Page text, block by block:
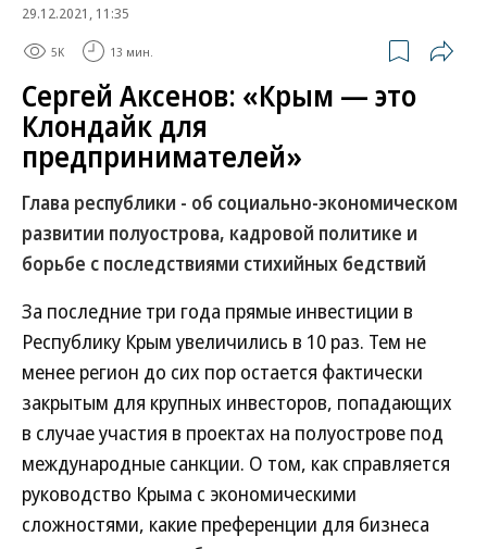
29.12.2021, 11:35
5K 13 мин.
Сергей Аксенов: «Крым — это
Клондайк для
предпринимателей»
Глава республики - об социально-экономическом
развитии полуострова, кадровой политике и
борьбе с последствиями стихийных бедствий
За последние три года прямые инвестиции в
Республику Крым увеличились в 10 раз. Тем не
менее регион до сих пор остается фактически
закрытым для крупных инвесторов, попадающих
в случае участия в проектах на полуострове под
международные санкции. О том, как справляется
руководство Крыма с экономическими
сложностями, какие преференции для бизнеса